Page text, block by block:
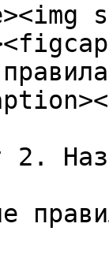
2.